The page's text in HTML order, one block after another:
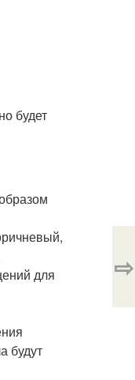
будет
для
будут
⇨